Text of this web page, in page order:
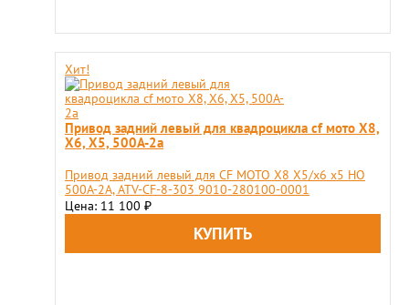
Хит!
Привод задний левый для квадроцикла cf мото X8,
X6, X5, 500A-2a
Привод задний левый для CF MOTO X8 X5/x6 x5 HO
500A-2A, ATV-CF-8-303 9010-280100-0001
Цена: 11 100 ₽